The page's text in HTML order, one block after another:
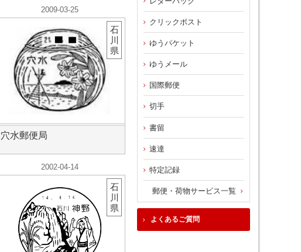
2009-03-25
穴水郵便局
石
川
県
2002-04-14
石
川
県
クリックポスト
ゆうパケット
ゆうメール
国際郵便
切手
書留
速達
特定記録
郵便・荷物サービス一覧
よくあるご質問